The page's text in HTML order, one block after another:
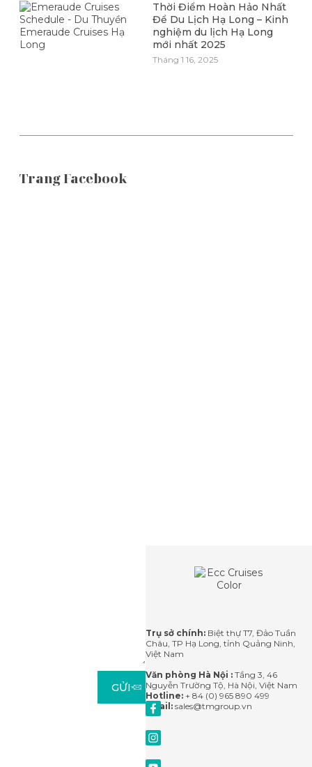
Thời Điểm Hoàn Hảo Nhất
Để Du Lịch Hạ Long – Kinh
nghiệm du lịch Hạ Long
mới nhất 2025
Tháng 1 16, 2025
Trang Facebook
GỬI
Trụ sở chính: Biệt thự T7, Đảo Tuần
Châu, TP Hạ Long, tỉnh Quảng Ninh,
Việt Nam
Văn phòng Hà Nội : Tầng 3, 46
Nguyễn Trường Tộ, Hà Nội, Việt Nam
Hotline: + 84 (0) 965 890 499
Email: sales@tmgroup.vn